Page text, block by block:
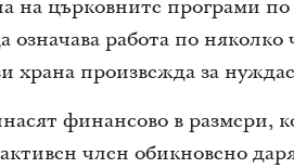
на църковните програми
работа по няколко
храна произвежда за
финансово в размери,
член обикновено